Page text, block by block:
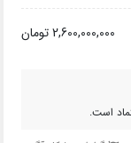
2,600,000,000 تومان
است.